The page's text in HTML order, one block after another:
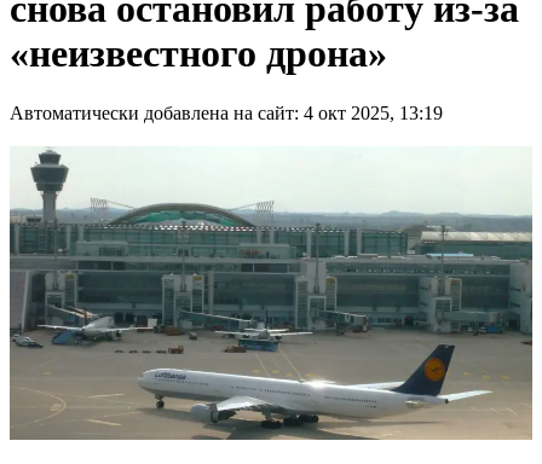
снова остановил работу из-за
«неизвестного дрона»
Автоматически добавлена на сайт: 4 окт 2025, 13:19